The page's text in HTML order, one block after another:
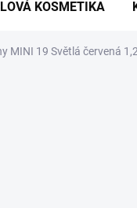
KOSMETIKA
MINI 19 Světlá červená